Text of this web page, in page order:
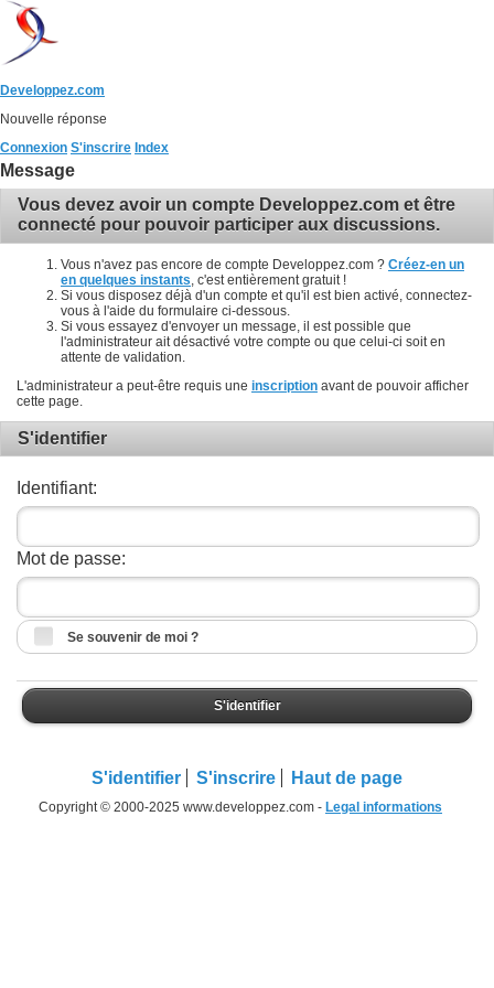
Developpez.com
Nouvelle réponse
Connexion S'inscrire Index
Message
Vous devez avoir un compte Developpez.com et être
connecté pour pouvoir participer aux discussions.
Vous n'avez pas encore de compte Developpez.com ? Créez-en un
en quelques instants , c'est entièrement gratuit !
Si vous disposez déjà d'un compte et qu'il est bien activé, connectez-
vous à l'aide du formulaire ci-dessous.
Si vous essayez d'envoyer un message, il est possible que
l'administrateur ait désactivé votre compte ou que celui-ci soit en
attente de validation.
L'administrateur a peut-être requis une inscription avant de pouvoir afficher
cette page.
S'identifier
Identifiant:
Mot de passe:
Se souvenir de moi ?
S'identifier
S'identifier S'inscrire Haut de page
Copyright © 2000-2025 www.developpez.com - Legal informations